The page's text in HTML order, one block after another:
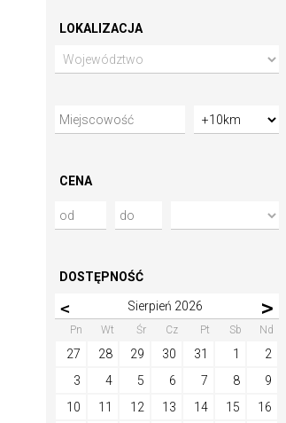
LOKALIZACJA
CENA
DOSTĘPNOŚĆ
Sierpień 2026
Pn Wt Śr Cz Pt Sb Nd
27 28 29 30 31 1
2
3
4 5 6 7 8
9
10
11 12 13 14 15
16